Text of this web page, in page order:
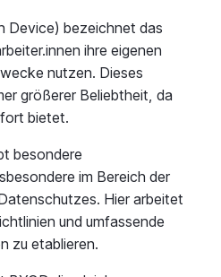
Device) bezeichnet das
ihre eigenen
nutzen. Dieses
größerer Beliebtheit, da
bietet.
besondere
im Bereich der
Hier arbeitet
und umfassende
zu etablieren.